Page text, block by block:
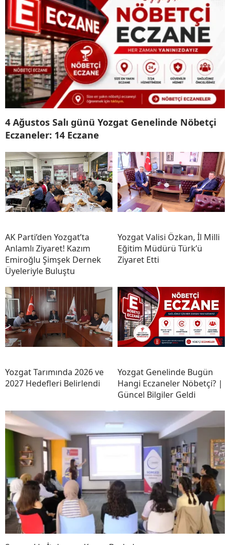
4 Ağustos Salı günü Yozgat Genelinde Nöbetçi
Eczaneler: 14 Eczane
AK Parti’den Yozgat’ta
Anlamlı Ziyaret! Kazım
Emiroğlu Şimşek Dernek
Üyeleriyle Buluştu
Yozgat Valisi Özkan, İl Milli
Eğitim Müdürü Türk’ü
Ziyaret Etti
Yozgat Tarımında 2026 ve
2027 Hedefleri Belirlendi
Yozgat Genelinde Bugün
Hangi Eczaneler Nöbetçi? |
Güncel Bilgiler Geldi